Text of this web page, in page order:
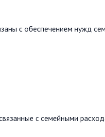
с обеспечением нужд
с семейными